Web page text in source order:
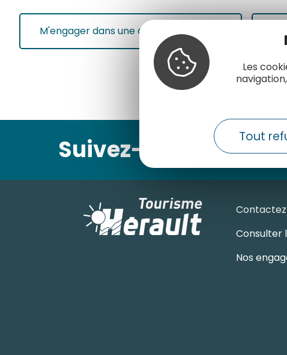
Les
Tout
M'engager dans une démarche qualité
Suivez-nous
Consulter
Nos